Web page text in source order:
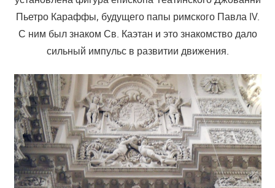
Пьетро Караффы, будущего папы римского Павла IV.
С ним был знаком Св. Каэтан и это знакомство дало
сильный импульс в развитии движения.